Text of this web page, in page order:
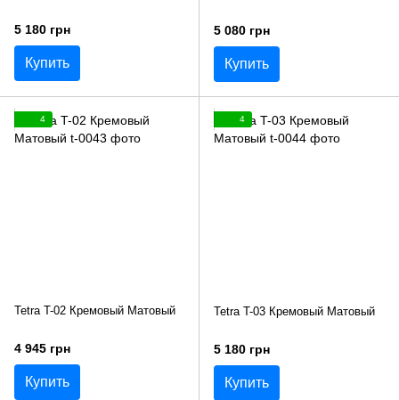
5 180 грн
Купить
5 080 грн
Купить
4
Tetra T-02 Кремовый Матовый
4 945 грн
Купить
4
Tetra T-03 Кремовый Матовый
5 180 грн
Купить